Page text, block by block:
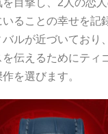
目撃し、2人の恋
いることの幸せを記
ルが近づいており
伝えるためにティ
を選びます。